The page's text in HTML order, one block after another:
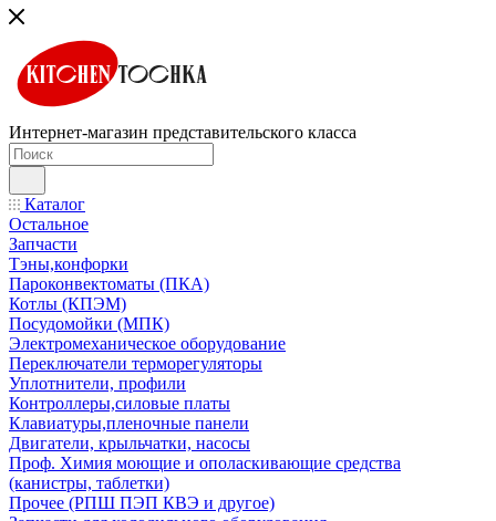
Интернет-магазин представительского класса
Каталог
Остальное
Запчасти
Тэны,конфорки
Пароконвектоматы (ПКА)
Котлы (КПЭМ)
Посудомойки (МПК)
Электромеханическое оборудование
Переключатели терморегуляторы
Уплотнители, профили
Контроллеры,силовые платы
Клавиатуры,пленочные панели
Двигатели, крыльчатки, насосы
Проф. Химия моющие и ополаскивающие средства
(канистры, таблетки)
Прочее (РПШ ПЭП КВЭ и другое)